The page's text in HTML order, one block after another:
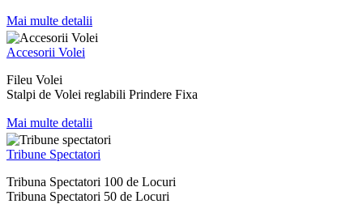
Mai multe detalii
Accesorii Volei
Fileu Volei
Stalpi de Volei reglabili Prindere Fixa
Mai multe detalii
Tribune Spectatori
Tribuna Spectatori 100 de Locuri
Tribuna Spectatori 50 de Locuri